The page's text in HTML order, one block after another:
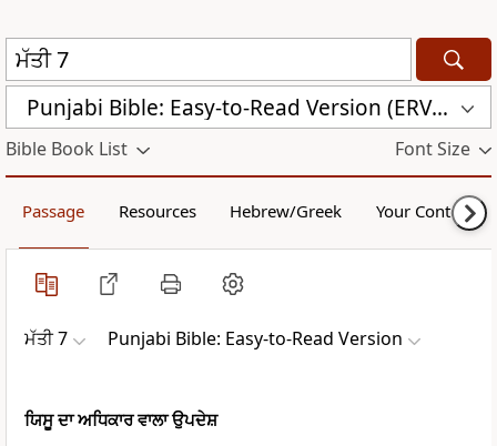
Punjabi Bible: Easy-to-Read Version (ERV-PA)
Bible Book List Font Size
Passage Resources Hebrew/Greek Your Content
ਮੱਤੀ 7 Punjabi Bible: Easy-to-Read Version
ਯਿਸੂ ਦਾ ਅਧਿਕਾਰ ਵਾਲਾ ਉਪਦੇਸ਼